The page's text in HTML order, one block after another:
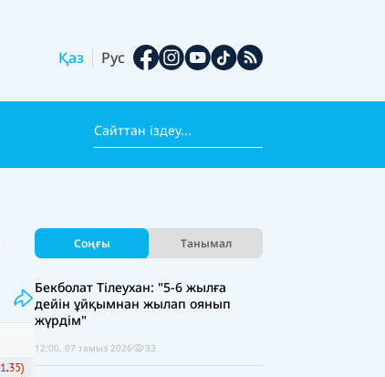
Қаз Рус
Соңғы Танымал
Бекболат Тілеухан: "5-6 жылға
дейін ұйқымнан жылап оянып
жүрдім"
12:00, 07 тамыз 2026 33